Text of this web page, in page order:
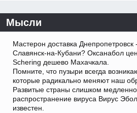
Мысли
Мастерон доставка Днепропетровск
Славянск-на-Кубани? Оксанабол
Schering дешево Махачкала.
Помните, что пузыри всегда
которые радикально меняют наш
Развитые страны слишком
распространение вируса Вирус
известен.